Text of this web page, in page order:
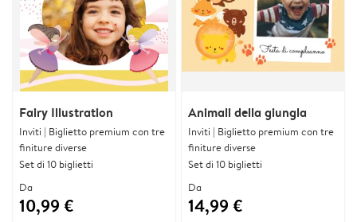
Fairy Illustration
Inviti | Biglietto premium con tre
finiture diverse
Set di 10 biglietti
Da
10,99 €
Animali della giungla
Inviti | Biglietto premium con tre
finiture diverse
Set di 10 biglietti
Da
14,99 €